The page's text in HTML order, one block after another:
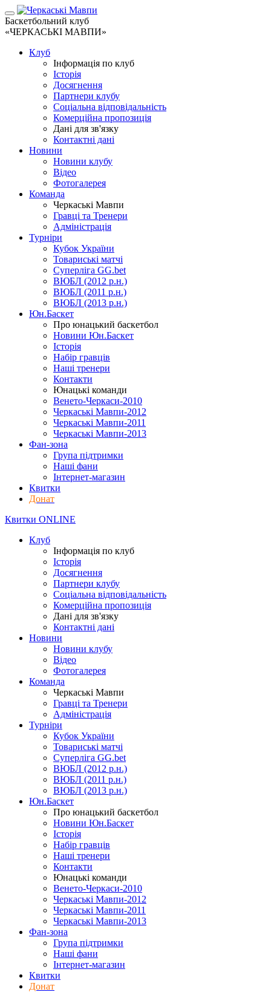
Баскетбольний клуб
«ЧЕРКАСЬКІ МАВПИ»
Клуб
Інформація по клуб
Історія
Досягнення
Партнери клубу
Соціальна відповідальність
Комерційна пропозиція
Дані для зв'язку
Контактні дані
Новини
Новини клубу
Відео
Фотогалерея
Команда
Черкаські Мавпи
Гравці та Тренери
Адміністрація
Турніри
Кубок України
Товариські матчі
Суперліга GG.bet
ВЮБЛ (2012 р.н.)
ВЮБЛ (2011 р.н.)
ВЮБЛ (2013 р.н.)
Юн.Баскет
Про юнацький баскетбол
Новини Юн.Баскет
Історія
Набір гравців
Наші тренери
Контакти
Юнацькі команди
Венето-Черкаси-2010
Черкаські Мавпи-2012
Черкаські Мавпи-2011
Черкаські Мавпи-2013
Фан-зона
Група підтримки
Наші фани
Інтернет-магазин
Квитки
Донат
Квитки ONLINE
Клуб
Інформація по клуб
Історія
Досягнення
Партнери клубу
Соціальна відповідальність
Комерційна пропозиція
Дані для зв'язку
Контактні дані
Новини
Новини клубу
Відео
Фотогалерея
Команда
Черкаські Мавпи
Гравці та Тренери
Адміністрація
Турніри
Кубок України
Товариські матчі
Суперліга GG.bet
ВЮБЛ (2012 р.н.)
ВЮБЛ (2011 р.н.)
ВЮБЛ (2013 р.н.)
Юн.Баскет
Про юнацький баскетбол
Новини Юн.Баскет
Історія
Набір гравців
Наші тренери
Контакти
Юнацькі команди
Венето-Черкаси-2010
Черкаські Мавпи-2012
Черкаські Мавпи-2011
Черкаські Мавпи-2013
Фан-зона
Група підтримки
Наші фани
Інтернет-магазин
Квитки
Донат